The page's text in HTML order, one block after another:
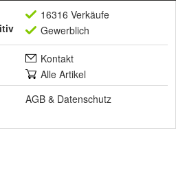
16316 Verkäufe
Gewerblich
Kontakt
Alle Artikel
AGB & Datenschutz